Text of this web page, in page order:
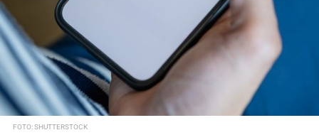
FOTO: SHUTTERSTOCK